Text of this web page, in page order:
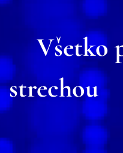
Všetko